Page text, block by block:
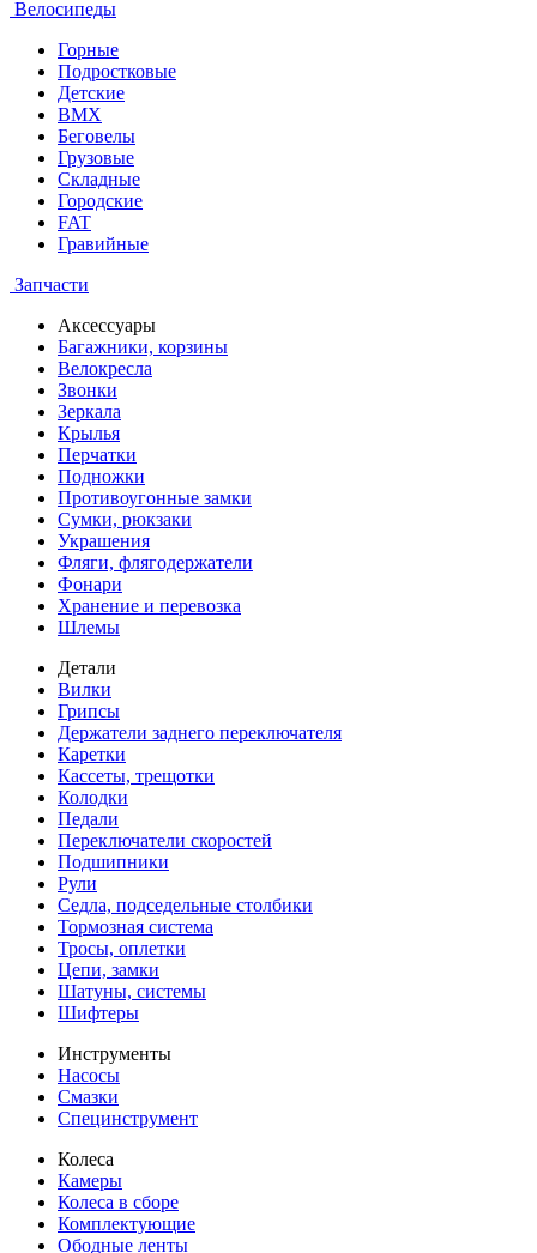
Велосипеды
Горные
Подростковые
Детские
BMX
Беговелы
Грузовые
Складные
Городские
FAT
Гравийные
Запчасти
Аксессуары
Багажники, корзины
Велокресла
Звонки
Зеркала
Крылья
Перчатки
Подножки
Противоугонные замки
Сумки, рюкзаки
Украшения
Фляги, флягодержатели
Фонари
Хранение и перевозка
Шлемы
Детали
Вилки
Грипсы
Держатели заднего переключателя
Каретки
Кассеты, трещотки
Колодки
Педали
Переключатели скоростей
Подшипники
Рули
Седла, подседельные столбики
Тормозная система
Тросы, оплетки
Цепи, замки
Шатуны, системы
Шифтеры
Инструменты
Насосы
Смазки
Специнструмент
Колеса
Камеры
Колеса в сборе
Комплектующие
Ободные ленты